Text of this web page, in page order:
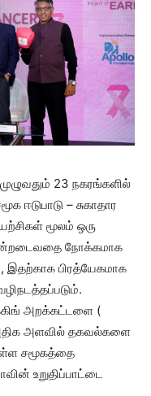
23 நகரங்களில்
ஈடுபாடு – சுகாதார
மூலம் ஒரு
நோக்கமாக
இதற்காக பிரத்யேகமாக
அறக்கட்டளை (
அளவில் தகவல்களை
உள்ள சமூகத்தை
உறுதிப்பாட்டை